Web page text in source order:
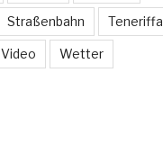
Straßenbahn Teneriffa
Video Wetter